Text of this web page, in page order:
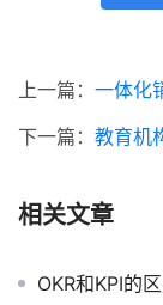
上一篇： 一体化
下一篇： 教育机构
相关文章
OKR和KPI的